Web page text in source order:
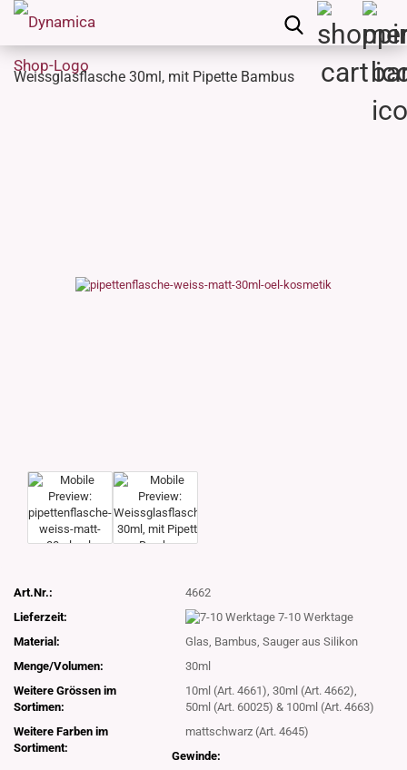
Weissglasflasche 30ml, mit Pipette Bambus
Art.Nr.:
4662
Lieferzeit:
7-10 Werktage
Material:
Glas, Bambus, Sauger aus Silikon
Menge/Volumen:
30ml
Weitere Grössen im
Sortimen:
10ml (Art. 4661), 30ml (Art. 4662),
50ml (Art. 60025) & 100ml (Art. 4663)
Weitere Farben im
Sortiment:
mattschwarz (Art. 4645)
Gewinde: